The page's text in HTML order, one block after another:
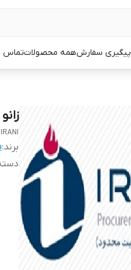
پیگیری سفارشهمه محصولاتتماس
زانو 90 درجه استنلس استیل ایرانی 1 اینچ رده 10 اس ازجنس 304
برند: